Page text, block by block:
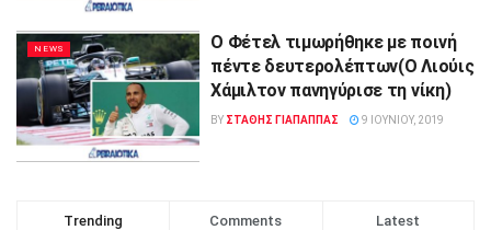
NEWS
O Φέτελ τιμωρήθηκε με ποινή
πέντε δευτερολέπτων(O Λιούις
Χάμιλτον πανηγύρισε τη νίκη)
BY ΣΤΑΘΗΣ ΓΊΑΠΑΠΠΑΣ 9 ΙΟΥΝΊΟΥ, 2019
Trending Comments Latest